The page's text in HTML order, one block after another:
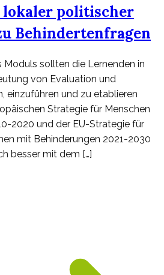
lokaler politischer
Behindertenfragen
Moduls sollten die Lernenden in
von Evaluation und
einzuführen und zu etablieren
Strategie für Menschen
2020 und der EU-Strategie für
mit Behinderungen 2021-2030
besser mit dem […]